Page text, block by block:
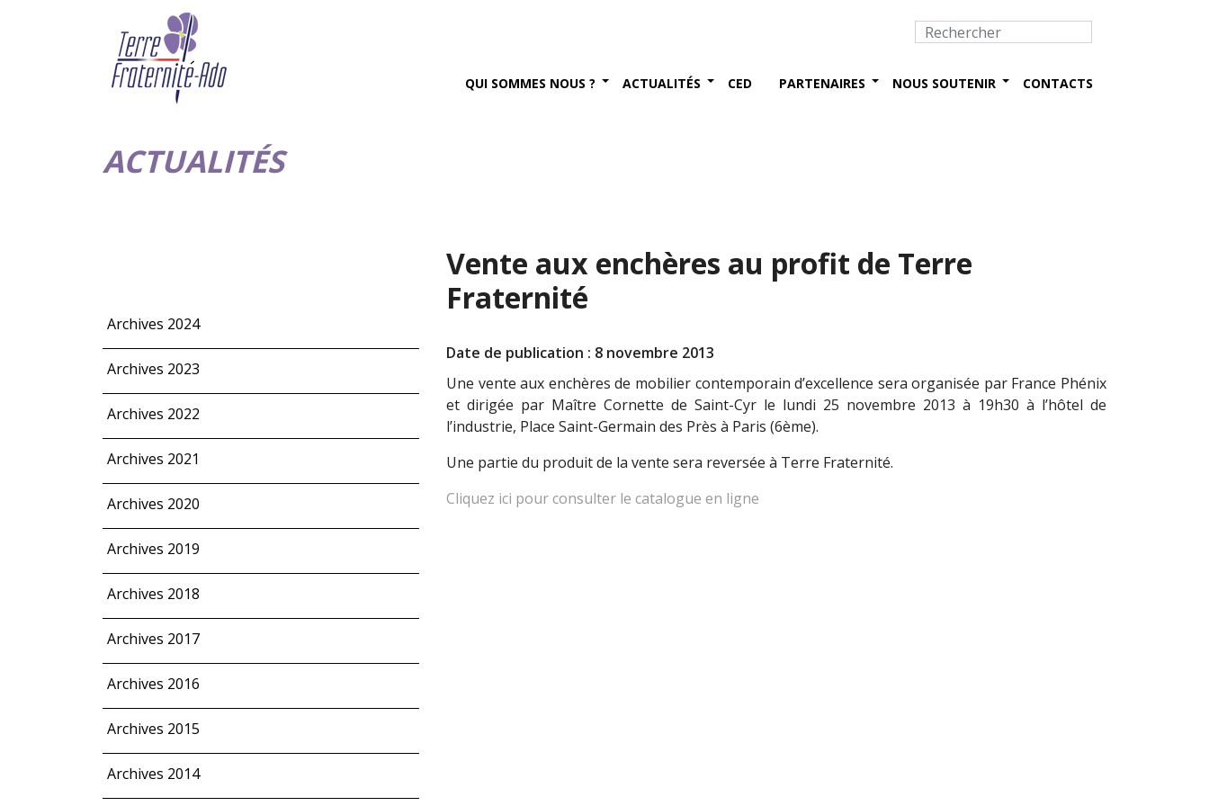
QUI SOMMES NOUS ? ACTUALITÉS CED PARTENAIRES NOUS SOUTENIR CONTACTS
ACTUALITÉS
Archives 2024
Archives 2023
Archives 2022
Archives 2021
Archives 2020
Archives 2019
Archives 2018
Archives 2017
Archives 2016
Archives 2015
Archives 2014
Vente aux enchères au profit de Terre
Fraternité
Date de publication : 8 novembre 2013
Une vente aux enchères de mobilier contemporain d’excellence sera organisée par France Phénix
et dirigée par Maître Cornette de Saint-Cyr le lundi 25 novembre 2013 à 19h30 à l’hôtel de
l’industrie, Place Saint-Germain des Près à Paris (6ème).
Une partie du produit de la vente sera reversée à Terre Fraternité.
Cliquez ici pour consulter le catalogue en ligne